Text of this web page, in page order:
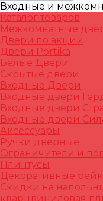
Входные и
Каталог товаров
Межкомнатные
Двери по акции
Двери Portika
Белые Двери
Скрытые двери
Входные Двери
Входные двери
Входные двери
Входные двери
Аксессуары
Ручки дверные
Ограничители и
Плинтусы
Декоративные
Скидки на
кварцвиниловая